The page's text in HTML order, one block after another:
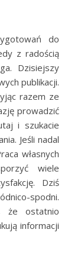
z radością
Dzisiejszy
publikacji.
razem ze
prowadzić
i szukacie
Jeśli nadal
własnych
wiele
Dziś
spodni.
że ostatnio
informacji